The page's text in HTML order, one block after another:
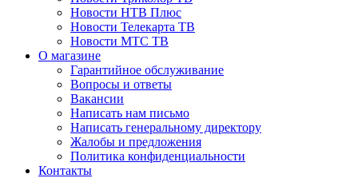
Новости НТВ Плюс
Новости Телекарта ТВ
Новости МТС ТВ
О магазине
Гарантийное обслуживание
Вопросы и ответы
Вакансии
Написать нам письмо
Написать генеральному директору
Жалобы и предложения
Политика конфиденциальности
Контакты